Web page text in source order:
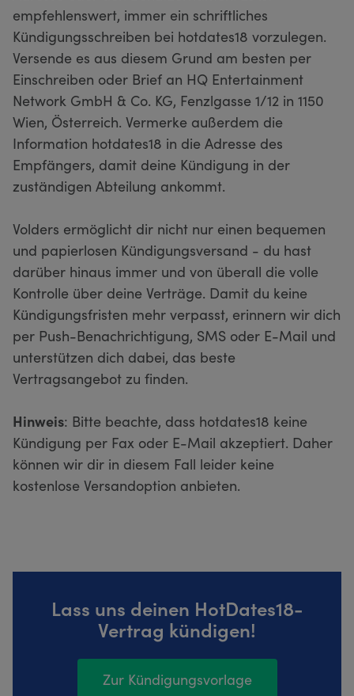
empfehlenswert, immer ein schriftliches
Kündigungsschreiben bei hotdates18 vorzulegen.
Versende es aus diesem Grund am besten per
Einschreiben oder Brief an HQ Entertainment
Network GmbH & Co. KG, Fenzlgasse 1/12 in 1150
Wien, Österreich. Vermerke außerdem die
Information hotdates18 in die Adresse des
Empfängers, damit deine Kündigung in der
zuständigen Abteilung ankommt.
Volders ermöglicht dir nicht nur einen bequemen
und papierlosen Kündigungsversand - du hast
darüber hinaus immer und von überall die volle
Kontrolle über deine Verträge. Damit du keine
Kündigungsfristen mehr verpasst, erinnern wir dich
per Push-Benachrichtigung, SMS oder E-Mail und
unterstützen dich dabei, das beste
Vertragsangebot zu finden.
Hinweis: Bitte beachte, dass hotdates18 keine
Kündigung per Fax oder E-Mail akzeptiert. Daher
können wir dir in diesem Fall leider keine
kostenlose Versandoption anbieten.
Lass uns deinen HotDates18-
Vertrag kündigen!
Zur Kündigungsvorlage